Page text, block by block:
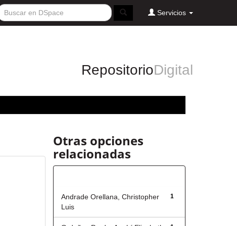
Servicios
RepositorioDigital
Otras opciones
relacionadas
1
Andrade Orellana, Christopher
Luis